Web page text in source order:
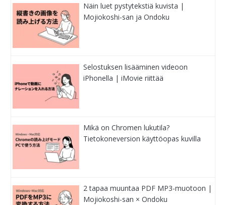
Näin luet pystytekstiä kuvista |
Mojiokoshi-san ja Ondoku
Selostuksen lisääminen videoon
iPhonella | iMovie riittää
Mikä on Chromen lukutila?
Tietokoneversion käyttöopas kuvilla
2 tapaa muuntaa PDF MP3-muotoon |
Mojiokoshi-san × Ondoku